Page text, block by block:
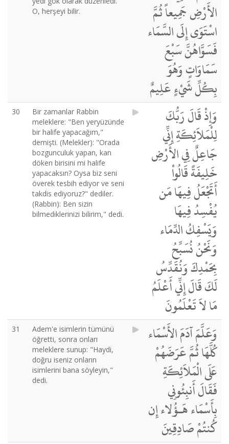
O, herşeyi bilir.
الأَرْضِ جَمِيعاً ثُمَّ
اسْتَوَى إِلَى السَّمَاء
فَسَوَّاهُنَّ سَبْعَ
سَمَاوَاتٍ وَهُوَ
بِكُلِّ شَيْءٍ عَلِيمٌ
30
Bir zamanlar Rabbin
meleklere: "Ben yeryüzünde
bir halife yapacağım,"
demişti. (Melekler): "Orada
bozgunculuk yapan, kan
döken birisini mi halife
yapacaksın? Oysa biz seni
överek tesbih ediyor ve seni
takdis ediyoruz?" dediler.
(Rabbin): Ben sizin
bilmediklerinizi bilirim," dedi.
وَإِذْ قَالَ رَبُّكَ
لِلْمَلاَئِكَةِ إِنِّي
جَاعِلٌ فِي الأَرْضِ
خَلِيفَةً قَالُواْ
أَتَجْعَلُ فِيهَا مَن
يُفْسِدُ فِيهَا
وَيَسْفِكُ الدِّمَاء
وَنَحْنُ نُسَبِّحُ
بِحَمْدِكَ وَنُقَدِّسُ
لَكَ قَالَ إِنِّي أَعْلَمُ
مَا لاَ تَعْلَمُونَ
31
Adem'e isimlerin tümünü
öğretti, sonra onları
meleklere sunup: "Haydi,
doğru iseniz onların
isimlerini bana söyleyin,"
dedi.
وَعَلَّمَ آدَمَ الأَسْمَاء
كُلَّهَا ثُمَّ عَرَضَهُمْ
عَلَى الْمَلاَئِكَةِ
فَقَالَ أَنبِئُونِي
بِأَسْمَاء هَـؤُلاء إِن
كُنتُمْ صَادِقِينَ